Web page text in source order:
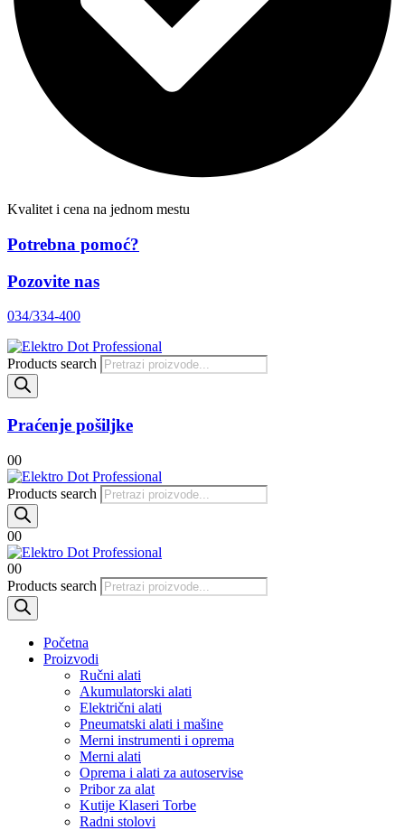
Kvalitet i cena na jednom mestu
Potrebna pomoć?
Pozovite nas
034/334-400
Products search
Praćenje pošiljke
00
Products search
00
00
Products search
Početna
Proizvodi
Ručni alati
Akumulatorski alati
Električni alati
Pneumatski alati i mašine
Merni instrumenti i oprema
Merni alati
Oprema i alati za autoservise
Pribor za alat
Kutije Klaseri Torbe
Radni stolovi